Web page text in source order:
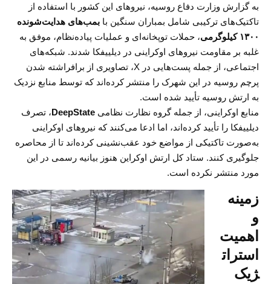
به گزارش وزارت دفاع روسیه، نیروهای این کشور با استفاده از
تاکتیک‌های ترکیبی شامل بمباران سنگین با بمب‌های هدایت‌شونده
۱۳۰۰ کیلوگرمی
، حملات توپخانه‌ای و عملیات پیاده‌نظام، موفق به
غلبه بر مقاومت نیروهای اوکراینی در دیلییفکا شدند. شبکه‌های
اجتماعی، از جمله پست‌هایی در X، تصاویری از برافراشته شدن
پرچم روسیه در این شهرک را منتشر کرده‌اند که توسط منابع نزدیک
به ارتش روسیه تأیید شده است.
منابع اوکراینی، از جمله گروه نظارت نظامی DeepState، تصرف
دیلییفکا را تأیید کرده‌اند، اما ادعا می‌کنند که نیروهای اوکراینی
به‌صورت تاکتیکی از مواضع خود عقب‌نشینی کرده‌اند تا از محاصره
جلوگیری کنند. ستاد کل ارتش اوکراین هنوز بیانیه رسمی در این
مورد منتشر نکرده است.
زمینه
و
اهمیت
استرات
ژیک